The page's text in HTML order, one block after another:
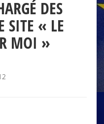
DES
SITE « LE
MOI »